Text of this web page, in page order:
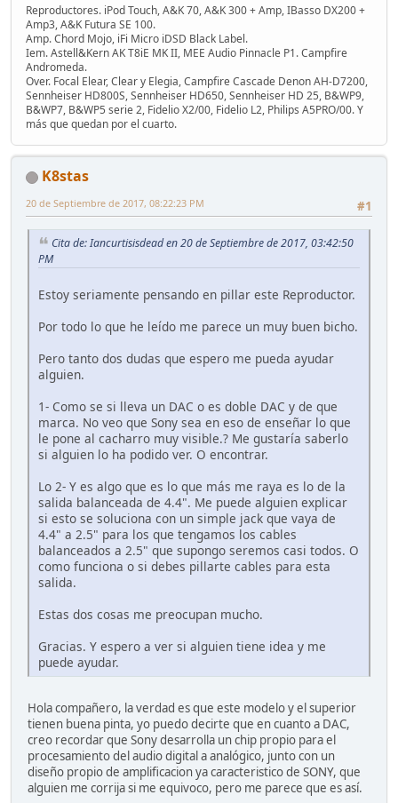
Reproductores. iPod Touch, A&K 70, A&K 300 + Amp, IBasso DX200 +
Amp3, A&K Futura SE 100.
Amp. Chord Mojo, iFi Micro iDSD Black Label.
Iem. Astell&Kern AK T8iE MK II, MEE Audio Pinnacle P1. Campfire
Andromeda.
Over. Focal Elear, Clear y Elegia, Campfire Cascade Denon AH-D7200,
Sennheiser HD800S, Sennheiser HD650, Sennheiser HD 25, B&WP9,
B&WP7, B&WP5 serie 2, Fidelio X2/00, Fidelio L2, Philips A5PRO/00. Y
más que quedan por el cuarto.
K8stas
#1
20 de Septiembre de 2017, 08:22:23 PM
Cita de: Iancurtisisdead en 20 de Septiembre de 2017, 03:42:50
PM
Estoy seriamente pensando en pillar este Reproductor.
Por todo lo que he leído me parece un muy buen bicho.
Pero tanto dos dudas que espero me pueda ayudar
alguien.
1- Como se si lleva un DAC o es doble DAC y de que
marca. No veo que Sony sea en eso de enseñar lo que
le pone al cacharro muy visible.? Me gustaría saberlo
si alguien lo ha podido ver. O encontrar.
Lo 2- Y es algo que es lo que más me raya es lo de la
salida balanceada de 4.4". Me puede alguien explicar
si esto se soluciona con un simple jack que vaya de
4.4" a 2.5" para los que tengamos los cables
balanceados a 2.5" que supongo seremos casi todos. O
como funciona o si debes pillarte cables para esta
salida.
Estas dos cosas me preocupan mucho.
Gracias. Y espero a ver si alguien tiene idea y me
puede ayudar.
Hola compañero, la verdad es que este modelo y el superior
tienen buena pinta, yo puedo decirte que en cuanto a DAC,
creo recordar que Sony desarrolla un chip propio para el
procesamiento del audio digital a analógico, junto con un
diseño propio de amplificacion ya caracteristico de SONY, que
alguien me corrija si me equivoco, pero me parece que es así.